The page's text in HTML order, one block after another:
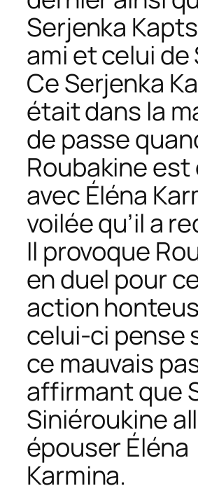
Serjenka
ami et celui de
Ce Serjenka
était dans la
de passe
Roubakine
avec Éléna
voilée qu’il a
Il provoque
en duel pour
action
celui-ci pense
ce mauvais
affirmant que
Siniéroukine
épouser Éléna
Karmina.